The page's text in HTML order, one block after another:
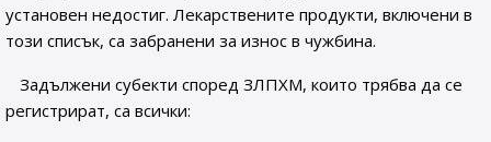
установен недостиг. Лекарствените продукти, включени в
този списък, са забранени за износ в чужбина.
Задължени субекти според ЗЛПХМ, които трябва да се
регистрират, са всички: